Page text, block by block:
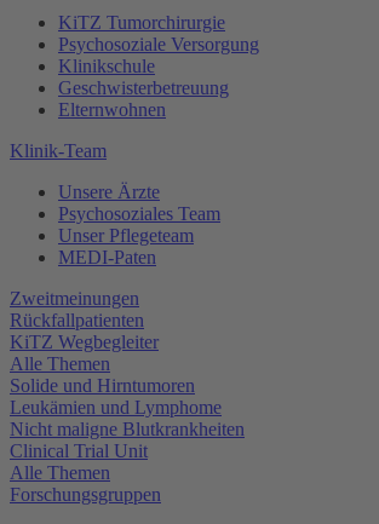
KiTZ Tumorchirurgie
Psychosoziale Versorgung
Klinikschule
Geschwisterbetreuung
Elternwohnen
Klinik-Team
Unsere Ärzte
Psychosoziales Team
Unser Pflegeteam
MEDI-Paten
Zweitmeinungen
Rückfallpatienten
KiTZ Wegbegleiter
Alle Themen
Solide und Hirntumoren
Leukämien und Lymphome
Nicht maligne Blutkrankheiten
Clinical Trial Unit
Alle Themen
Forschungsgruppen